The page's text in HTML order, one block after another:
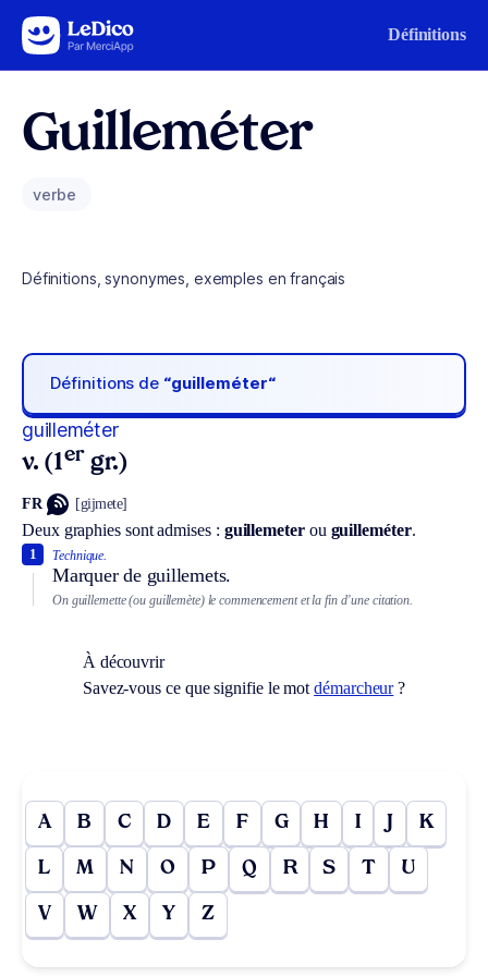
Aller au contenu Définitions
Guilleméter
verbe
Définitions, synonymes, exemples en français
Définitions de “guilleméter“
guilleméter
v. (1er gr.)
FR [gijmete]
Deux graphies sont admises : guillemeterou guilleméter.
Technique.
Marquer de guillemets.
1
On guillemette (ou guillemète) le commencement et la fin d’une citation.
À découvrir
Savez-vous ce que signifie le motdémarcheur?
A B C D E F G H I J K
L M N O P Q R S T U
V W X Y Z